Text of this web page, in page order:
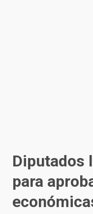
Diputados
para